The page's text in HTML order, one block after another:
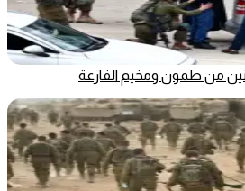
من طمون ومخيم الفارعة